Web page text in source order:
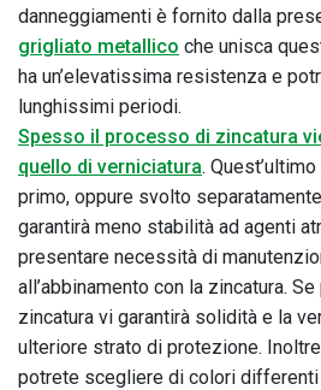
danneggiamenti è fornito dalla
grigliato metallico che unisca
ha un’elevatissima resistenza e
lunghissimi periodi.
Spesso il processo di zincatura
quello di verniciatura.
primo, oppure svolto
garantirà meno stabilità ad agenti
presentare necessità di
all’abbinamento con la zincatura.
zincatura vi garantirà solidità e la
ulteriore strato di protezione.
potrete scegliere di colori